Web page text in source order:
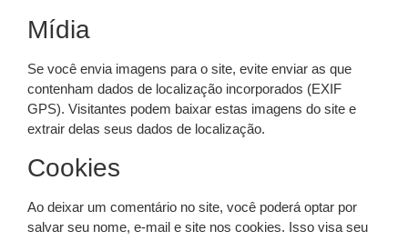
Mídia
Se você envia imagens para o site, evite enviar as que
contenham dados de localização incorporados (EXIF
GPS). Visitantes podem baixar estas imagens do site e
extrair delas seus dados de localização.
Cookies
Ao deixar um comentário no site, você poderá optar por
salvar seu nome, e-mail e site nos cookies. Isso visa seu